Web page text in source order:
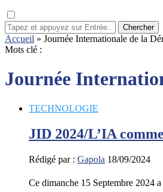
Chercher
Accueil » Journée Internationale de la
Mots clé :
Journée
TECHNOLOGIE
JID 2024/L’IA
Rédigé par : Gapola 18/09/2024
Ce dimanche 15 Septembre 2024